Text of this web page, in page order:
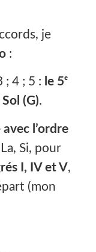
je
:
; 4 ; 5 : le 5ᵉ
(G).
avec l’ordre
Si, pour
I, IV et V,
(mon